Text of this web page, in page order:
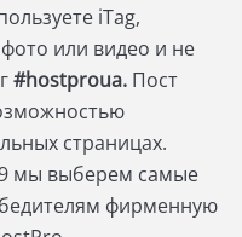
iTag,
или видео и не
#hostproua. Пост
страницах.
мы выберем самые
фирменную